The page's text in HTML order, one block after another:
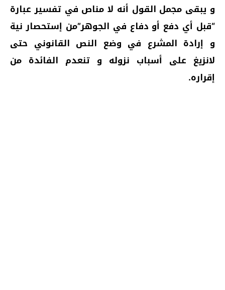
و يبقى مجمل القول أنه لا مناص في تفسير عبارة
“قبل أي دفع أو دفاع في الجوهر”من إستحصار نية
و إرادة المشرع في وضع النص القانوني حتى
لانزيغ على أسباب نزوله و تنعدم الفائدة من
إقراره.